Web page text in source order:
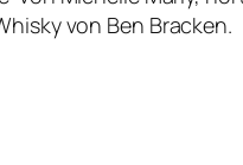
von Ben Bracken.